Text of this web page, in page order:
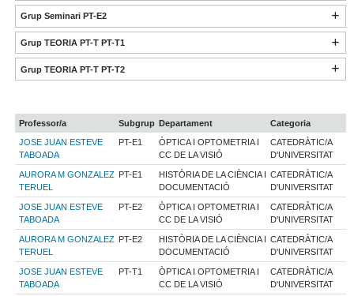
Grup Seminari PT-E2
Grup TEORIA PT-T PT-T1
Grup TEORIA PT-T PT-T2
Professor/a Subgrup Departament
Categoria
JOSE JUAN ESTEVE
TABOADA
PT-E1
ÒPTICA I OPTOMETRIA I
CC DE LA VISIÓ
CATEDRÀTIC/A
D'UNIVERSITAT
AURORA M GONZALEZ
TERUEL
PT-E1
HISTÒRIA DE LA CIÈNCIA I
DOCUMENTACIÓ
CATEDRÀTIC/A
D'UNIVERSITAT
JOSE JUAN ESTEVE
TABOADA
PT-E2
ÒPTICA I OPTOMETRIA I
CC DE LA VISIÓ
CATEDRÀTIC/A
D'UNIVERSITAT
AURORA M GONZALEZ
TERUEL
PT-E2
HISTÒRIA DE LA CIÈNCIA I
DOCUMENTACIÓ
CATEDRÀTIC/A
D'UNIVERSITAT
JOSE JUAN ESTEVE
TABOADA
PT-T1
ÒPTICA I OPTOMETRIA I
CC DE LA VISIÓ
CATEDRÀTIC/A
D'UNIVERSITAT